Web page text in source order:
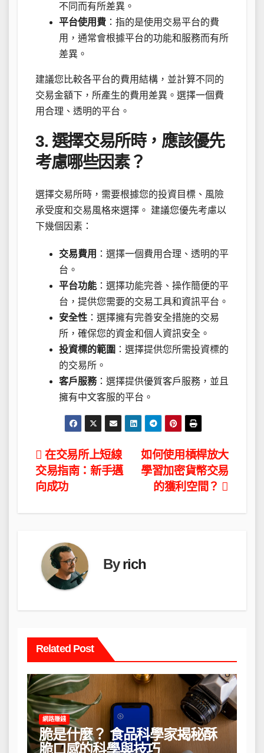
不同而有所差異。
平台使用費 ：指的是使用交易平台的費
用，通常會根據平台的功能和服務而有所
差異。
建議您比較各平台的費用結構，並計算不同的
交易金額下，所產生的費用差異。選擇一個費
用合理、透明的平台。
3. 選擇交易所時，應該優先
考慮哪些因素？
選擇交易所時，需要根據您的投資目標、風險
承受度和交易風格來選擇。 建議您優先考慮以
下幾個因素：
交易費用 ：選擇一個費用合理、透明的平
台。
平台功能 ：選擇功能完善、操作簡便的平
台，提供您需要的交易工具和資訊平台。
安全性 ：選擇擁有完善安全措施的交易
所，確保您的資金和個人資訊安全。
投資標的範圍 ：選擇提供您所需投資標的
的交易所。
客戶服務：選擇提供優質客戶服務，並且
擁有中文客服的平台。
文
章
如何使用槓桿放大
學習加密貨幣交易
的獲利空間？
在交易所上短線
交易指南：新手邁
向成功
Byrich
Related Post
網路賺錢
脆是什麼？ 食品科學家揭秘酥
脆口感的科學與技巧